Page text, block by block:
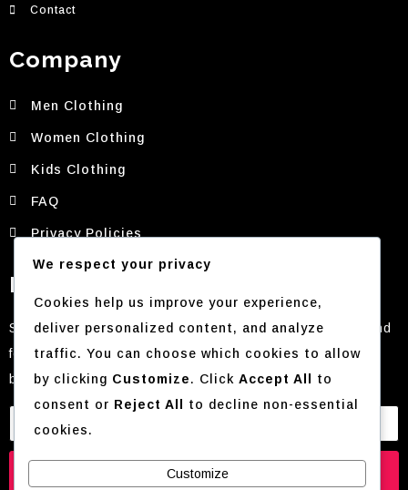
Contact
Company
Men Clothing
Women Clothing
Kids Clothing
FAQ
Privacy Policies
Newsletter
Stay in the loop with everything FashioNova. From trend
forecasts and style guides to exclusive offers and
behind-the-scenes content
Subscribe
We respect your privacy
Cookies help us improve your experience,
deliver personalized content, and analyze
traffic. You can choose which cookies to allow
by clicking Customize. Click Accept All
to
consent or Reject All
to decline non-essential
cookies.
Customize